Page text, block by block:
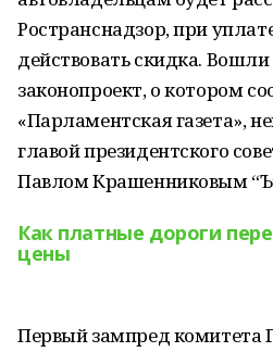
Ространснадзор, при
действовать скидка.
законопроект, о котором
«Парламентская газета»,
главой президентского
Павлом Крашенниковым
Как платные дороги
цены
Первый зампред комитета